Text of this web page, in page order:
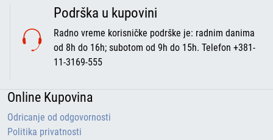
Podrška u kupovini
Radno vreme korisničke podrške je: radnim danima
od 8h do 16h; subotom od 9h do 15h. Telefon +381-
11-3169-555
Online Kupovina
Odricanje od odgovornosti
Politika privatnosti